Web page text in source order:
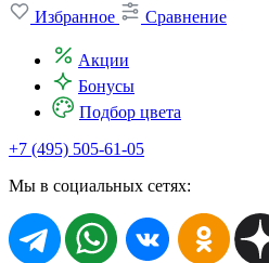
Избранное
Сравнение
Акции
Бонусы
Подбор цвета
+7 (495) 505-61-05
Мы в социальных сетях: